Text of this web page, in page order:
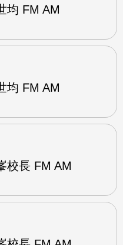
均 FM AM
均 FM AM
校長 FM AM